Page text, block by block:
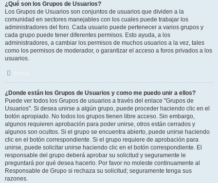
¿Qué son los Grupos de Usuarios?
Los Grupos de Usuarios son conjuntos de usuarios que dividen a la
comunidad en sectores manejables con los cuales puede trabajar los
administradores del foro. Cada usuario puede pertenecer a varios grupos y
cada grupo puede tener diferentes permisos. Esto ayuda, a los
administradores, a cambiar los permisos de muchos usuarios a la vez, tales
como los permisos de moderador, o garantizar el acceso a foros privados a los
usuarios.
¿Donde están los Grupos de Usuarios y como me puedo unir a ellos?
Puede ver todos los Grupos de usuarios a través del enlace "Grupos de
Usuarios". Si desea unirse a algún grupo, puede proceder haciendo clic en el
botón apropiado. No todos los grupos tienen libre acceso. Sin embargo,
algunos requieren aprobación para poder unirse, otros están cerrados y
algunos son ocultos. Si el grupo se encuentra abierto, puede unirse haciendo
clic en el botón correspondiente. Si el grupo requiere de aprobación para
unirse, puede solicitar unirse haciendo clic en el botón correspondiente. El
responsable del grupo deberá aprobar su solicitud y seguramente le
preguntará por qué desea hacerlo. Por favor no moleste continuamente al
Responsable de Grupo si rechaza su solicitud; seguramente tenga sus
razones.